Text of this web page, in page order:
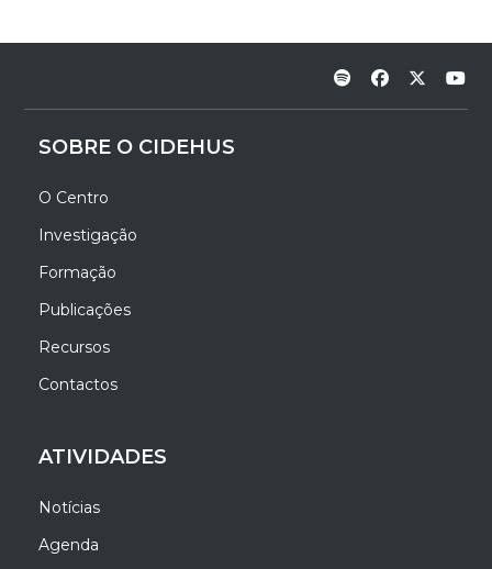
SOBRE O CIDEHUS
O Centro
Investigação
Formação
Publicações
Recursos
Contactos
ATIVIDADES
Notícias
Agenda